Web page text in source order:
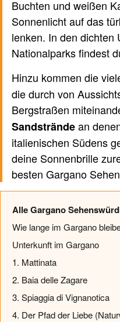
Buchten und weißen
Sonnenlicht auf das
lenken. In den dichten
Nationalparks findest
Hinzu kommen die
die durch von
Bergstraßen
Sandsträndean
italienischen Südens
deine Sonnenbrille
besten Gargano
Alle Gargano
Wie lange im Gargano
Unterkunft im Gargano
1. Mattinata
2. Baia delle Zagare
3. Spiaggia di Vignanotica
4. Der Pfad der Liebe